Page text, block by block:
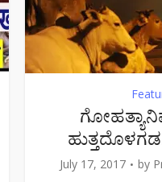
July 17, 2017 by